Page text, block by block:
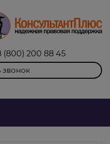
(800) 200 88 45
звонок